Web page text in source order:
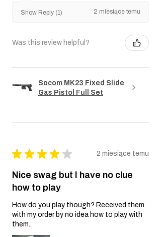
Show Reply (1) 2 miesiące temu
Was this review helpful?
Socom MK23 Fixed Slide
Gas Pistol Full Set
★ ★ ★ ★ ★ 2 miesiące temu
Nice swag but I have no clue
how to play
How do you play though? Received them
with my order by no idea how to play with
them..